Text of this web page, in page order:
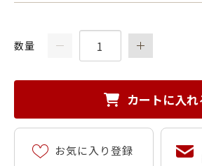
数量
カートに入れ
お気に入り登録